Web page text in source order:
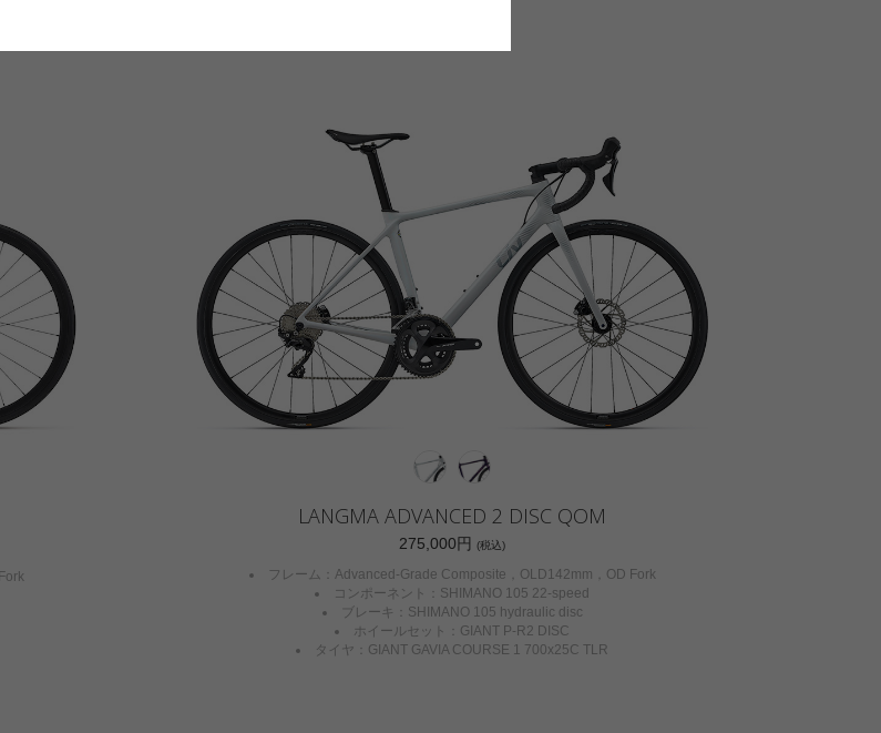
LANGMA ADVANCED 2 DISC QOM
275,000円 (税込)
フレーム：Advanced-Grade Composite，OLD142mm，OD Fork
コンポーネント：SHIMANO 105 22-speed
ブレーキ：SHIMANO 105 hydraulic disc
ホイールセット：GIANT P-R2 DISC
タイヤ：GIANT GAVIA COURSE 1 700x25C TLR